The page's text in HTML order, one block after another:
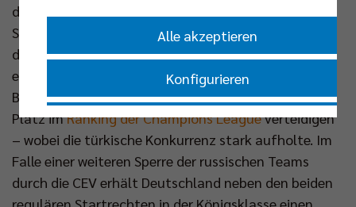
der Europäische Volleyball Verband (CEV) die
Startplätze für die Europapokalsaison 2025/2026
definiert. Die Frauen- und Männerteams der VBL
erhalten insgesamt zehn Startplätze. Die
Bundesligateams der Herren konnten ihren vierten
Platz imRanking der Champions Leagueverteidigen
– wobei die türkische Konkurrenz stark aufholte. Im
Falle einer weiteren Sperre der russischen Teams
durch die CEV erhält Deutschland neben den beiden
Alle akzeptieren
Konfigurieren
Nur essenzielle Cookies akzeptieren
Impressum| Datenschutzerklärung